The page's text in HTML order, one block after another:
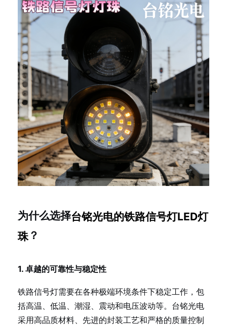
为什么选择台铭光电的铁路信号灯LED灯
珠 ？
1. 卓越的可靠性与稳定性
铁路信号灯需要在各种极端环境条件下稳定工作，包
括高温、低温、潮湿、震动和电压波动等。台铭光电
采用高品质材料、先进的封装工艺和严格的质量控制